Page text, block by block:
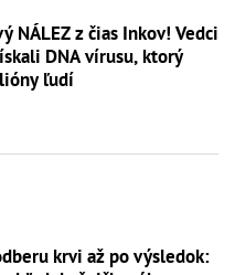
NÁLEZ z čias Inkov! Vedci
DNA vírusu, ktorý
ľudí
krvi až po výsledok: